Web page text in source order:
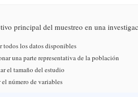
principal del muestreo en una
todos los datos disponibles
una parte representativa de la población
el tamaño del estudio
número de variables